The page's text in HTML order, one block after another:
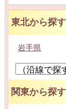
東北から探す
岩手県
関東から探す